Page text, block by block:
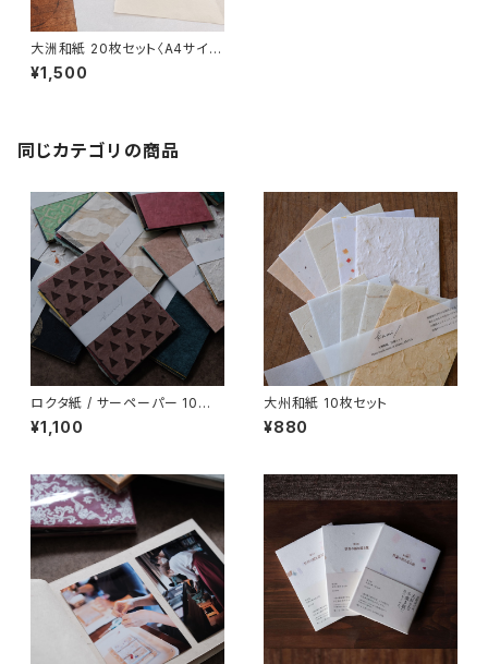
大洲和紙 20枚セット〈A4サイ
ズ〉
¥1,500
同じカテゴリの商品
ロクタ紙 / サーペーパー 10枚
セット
¥1,100
大州和紙 10枚セット
¥880